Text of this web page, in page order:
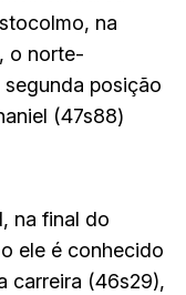
na
o norte-
posição
(47s88)
na final do
ele é conhecido
carreira (46s29),